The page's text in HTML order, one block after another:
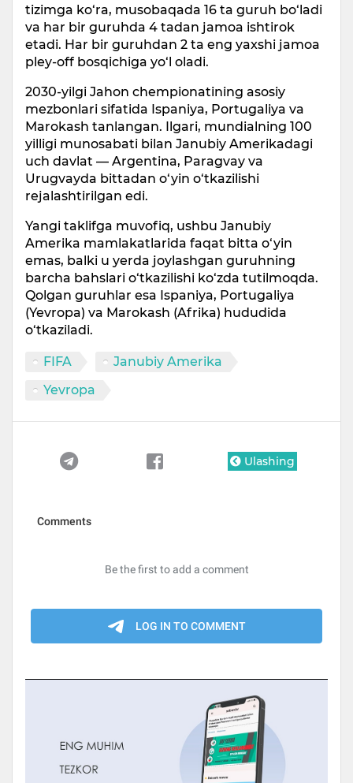
tizimga ko‘ra, musobaqada 16 ta guruh bo‘ladi
va har bir guruhda 4 tadan jamoa ishtirok
etadi. Har bir guruhdan 2 ta eng yaxshi jamoa
pley-off bosqichiga yo‘l oladi.
2030-yilgi Jahon chempionatining asosiy
mezbonlari sifatida Ispaniya, Portugaliya va
Marokash tanlangan. Ilgari, mundialning 100
yilligi munosabati bilan Janubiy Amerikadagi
uch davlat — Argentina, Paragvay va
Urugvayda bittadan o‘yin o‘tkazilishi
rejalashtirilgan edi.
Yangi taklifga muvofiq, ushbu Janubiy
Amerika mamlakatlarida faqat bitta o‘yin
emas, balki u yerda joylashgan guruhning
barcha bahslari o‘tkazilishi ko‘zda tutilmoqda.
Qolgan guruhlar esa Ispaniya, Portugaliya
(Yevropa) va Marokash (Afrika) hududida
o‘tkaziladi.
FIFA
Janubiy Amerika
Yevropa
Ulashing